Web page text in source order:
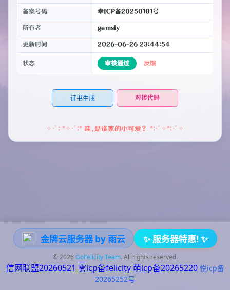
备案号码 幸ICP备20250101号
所有者 gemsly
更新时间 2026-06-26 23:44:54
状态 审核通过 反馈
证书生成 对接代码
哇，是谁家的小可爱？
金牌云服务器 by 雨云 ✨ 服务器特惠! ✨
© 2026 GoFelicity Team. All rights reserved.
信网联盟20260521 雾icp备felicity 萌icp备20265220 悦icp备
20265252号